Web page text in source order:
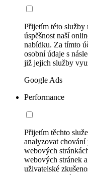
Přijetím této služby
úspěšnost naší
nabídku. Za tímto
osobní údaje s
již jejich služby
Google Ads
Performance
Přijetím těchto
analyzovat
webových
webových stránek
uživatelské